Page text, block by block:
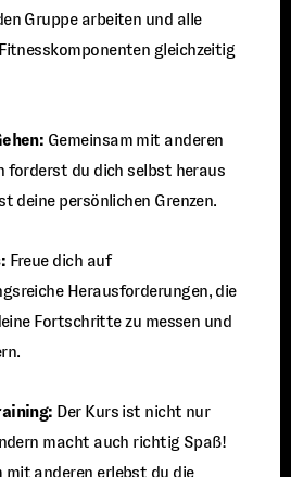
Gruppe arbeiten und alle
gleichzeitig
Gemeinsam mit anderen
forderst du dich selbst heraus
deine persönlichen Grenzen.
Freue dich auf
Herausforderungen, die
Fortschritte zu messen und
Der Kurs ist nicht nur
macht auch richtig Spaß!
mit anderen erlebst du die